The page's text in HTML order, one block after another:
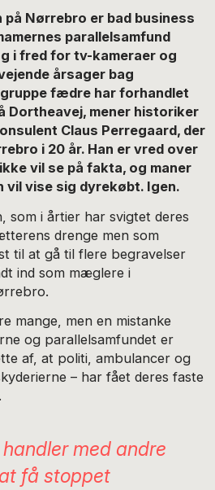
på Nørrebro er bad business
parallelsamfund
i fred for tv-kameraer og
årsager bag
fædre har forhandlet
Dortheavej, mener historiker
Claus Perregaard, der
i 20 år. Han er vred over
vil se på fakta, og maner
vil vise sig dyrekøbt. Igen.
som i årtier har svigtet deres
drenge men som
til at gå til flere begravelser
ind som mæglere i
mange, men en mistanke
og parallelsamfundet er
af, at politi, ambulancer og
– har fået deres faste
med andre
få stoppet